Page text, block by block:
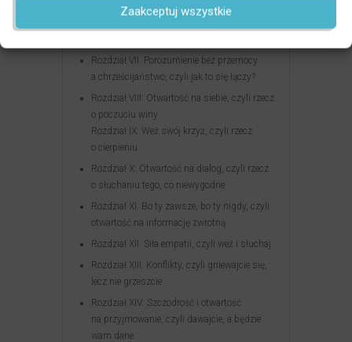
Zaakceptuj wszystkie
Rozdział VII: Porozumienie bez przemocy
a chrześcijaństwo, czyli jak to się łączy?
Rozdział VIII: Otwartość na siebie, czyli rzecz
o poczuciu winy
Rozdział IX: Weź swój krzyż, czyli rzecz
o cierpieniu
Rozdział X: Otwartość na dialog, czyli rzecz
o słuchaniu tego, co niewygodne
Rozdział XI: Bo ty zawsze, bo ty nigdy, czyli
otwartość na informację zwrotną
Rozdział XII: Siła empatii, czyli weź i słuchaj
Rozdział XIII: Konflikty, czyli gniewajcie się,
lecz nie grzeszcie
Rozdział XIV: Szczodrość i otwartość
na przyjmowanie, czyli dawajcie, a będzie
wam dane